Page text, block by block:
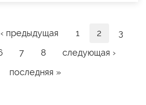
‹ предыдущая 1 2
3
7 8
следующая ›
последняя »